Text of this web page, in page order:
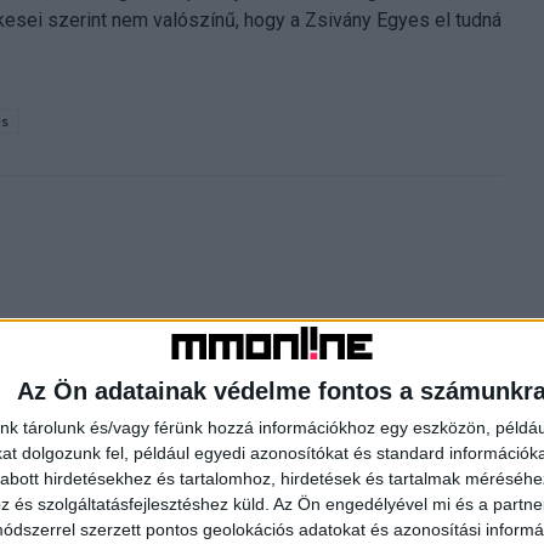
Az Ön adatainak védelme fontos a
tárolunk és/vagy férünk hozzá információkhoz egy eszközön,
dolgozunk fel, például egyedi azonosítókat és standard
hirdetésekhez és tartalomhoz, hirdetések és tartalmak
és szolgáltatásfejlesztéshez küld. Az Ön engedélyével mi és a
szerzett pontos geolokációs adatokat és azonosítási
szerint nem valószínű, hogy a Zsivány Egyes el tudná
Következő cikk
Új részekkel jön az RTLII műsora